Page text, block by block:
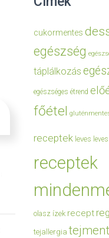
cukormentes
egészség
táplálkozás
egészséges étrend
főétel
receptek leves
receptek
olasz ízek recept
tejallergia